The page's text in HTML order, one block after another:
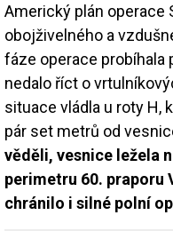
Americký plán operace
obojživelného a
fáze operace probíhala
nedalo říct o
situace vládla u roty H,
pár set metrů od
věděli, vesnice ležela
perimetru 60. praporu
chránilo i silné polní